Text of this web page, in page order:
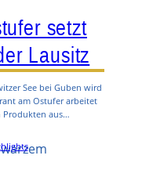
setzt
Lausitz
See bei Guben wird
am Ostufer arbeitet
Produkten aus…